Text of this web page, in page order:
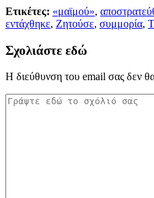
Μοιραστείτε
Ετικέτες: «μαϊμού»,
εντάχθηκε, Ζητούσε, συμμορία,
Σχολιάστε εδώ
Η διεύθυνση του email σας δεν